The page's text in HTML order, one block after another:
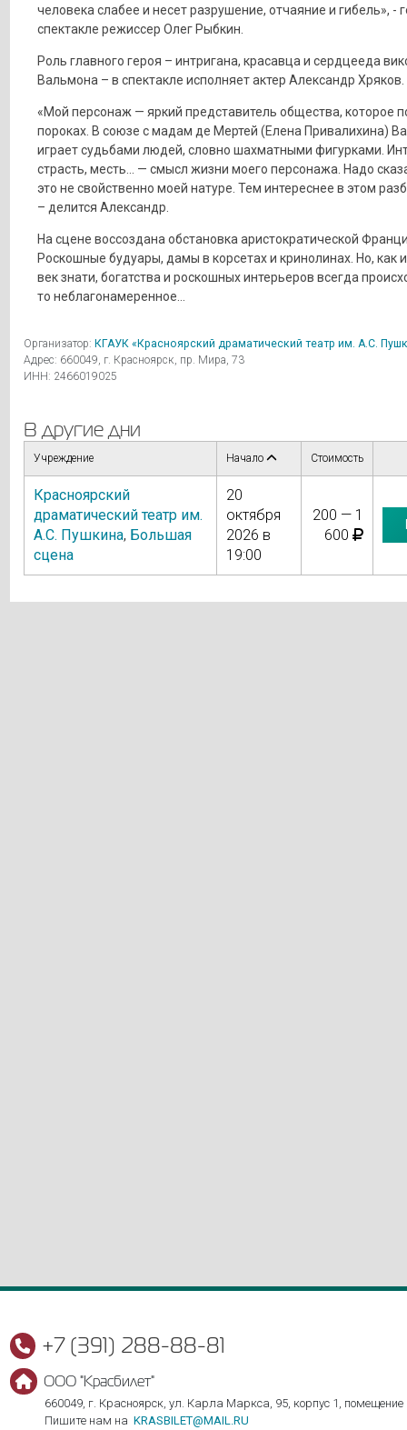
человека слабее и несет разрушение, отчаяние и гибель», -
спектакле режиссер Олег Рыбкин.
Роль главного героя – интригана, красавца и сердцееда
Вальмона – в спектакле исполняет актер Александр Хряков.
«Мой персонаж — яркий представитель общества, которое
пороках. В союзе с мадам де Мертей (Елена Привалихина)
играет судьбами людей, словно шахматными фигурками.
страсть, месть... — смысл жизни моего персонажа. Надо
это не свойственно моей натуре. Тем интереснее в этом
– делится Александр.
На сцене воссоздана обстановка аристократической
Роскошные будуары, дамы в корсетах и кринолинах. Но, как
век знати, богатства и роскошных интерьеров всегда
то неблагонамеренное…
Организатор: КГАУК «Красноярский драматический театр им. А.С.
Адрес: 660049, г. Красноярск, пр. Мира, 73
ИНН: 2466019025
В другие дни
Учреждение Начало Стоимость
Красноярский
драматический театр им.
А.С. Пушкина, Большая
сцена
20
октября
2026 в
19:00
200 — 1
600
+7 (391) 288-88-81
ООО "Красбилет"
660049, г. Красноярск, ул. Карла Маркса, 95, корпус 1, помещение
Пишите нам на KRASBILET@MAIL.RU